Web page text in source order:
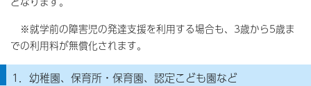
※就学前の障害児の発達支援を利用する場合も、3歳から5歳ま
での利用料が無償化されます。
1．幼稚園、保育所・保育園、認定こども園など